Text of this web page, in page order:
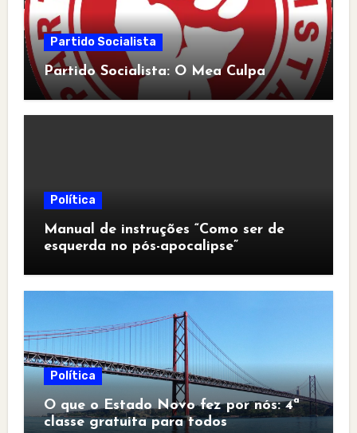
Partido Socialista
Partido Socialista: O Mea Culpa
Política
Manual de instruções “Como ser de
esquerda no pós-apocalipse”
Política
O que o Estado Novo fez por nós: 4ª
classe gratuita para todos